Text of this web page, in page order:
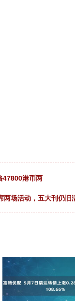
47800港币两
场活动，五大刊仍旧